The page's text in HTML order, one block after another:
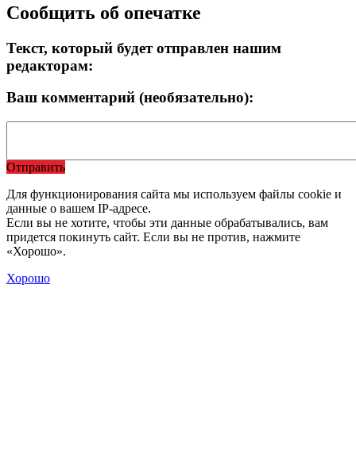
Сообщить об опечатке
Текст, который будет отправлен нашим
редакторам:
Ваш комментарий (необязательно):
Отправить
Для функционирования сайта мы используем файлы cookie и
данные о вашем IP-адресе.
Если вы не хотите, чтобы эти данные обрабатывались, вам
придется покинуть сайт. Если вы не против, нажмите
«Хорошо».
Хорошо